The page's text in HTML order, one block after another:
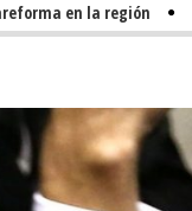
en la región